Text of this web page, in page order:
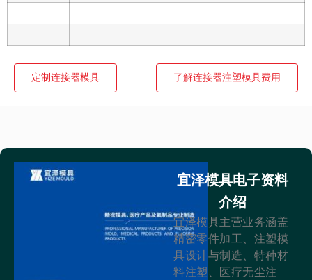
定制连接器模具 了解连接器注塑模具费用
宜泽模具电子资料
介绍
宜泽模具主营业务涵盖
精密零件加工、注塑模
具设计与制造、特种材
料注塑、医疗无尘注